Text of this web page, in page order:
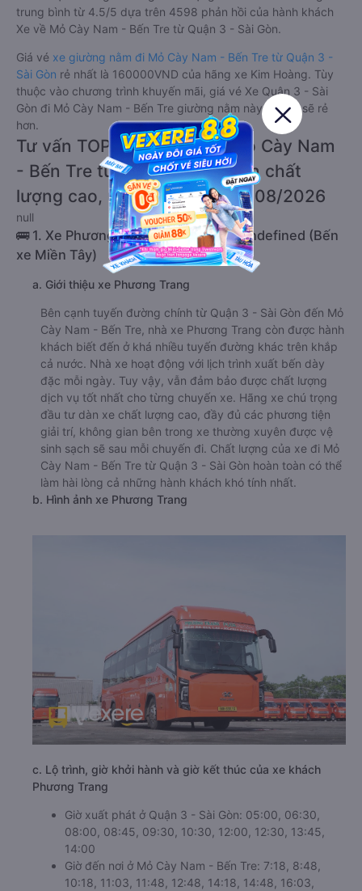
trung bình từ 4.5/5 dựa trên 4598 phản hồi của hành khách
Xe về Mỏ Cày Nam - Bến Tre từ Quận 3 - Sài Gòn.
Giá vé xe giường nằm đi Mỏ Cày Nam - Bến Tre từ Quận 3 -
Sài Gòn rẻ nhất là 160000VND của hãng xe Kim Hoàng. Tùy
thuộc vào chương trình khuyến mãi, giá vé Xe Quận 3 - Sài
Gòn đi Mỏ Cày Nam - Bến Tre giường nằm này có thể sẽ rẻ
hơn.
Tư vấn TOP 2 xe khách đi Mỏ Cày Nam
- Bến Tre từ Quận 3 - Sài Gòn chất
lượng cao, uy tín, giá rẻ nhất 08/2026
null
🚌 1. Xe Phương Trang khởi hành tại undefined (Bến
xe Miền Tây)
a. Giới thiệu xe Phương Trang
Bên cạnh tuyến đường chính từ Quận 3 - Sài Gòn đến Mỏ
Cày Nam - Bến Tre, nhà xe Phương Trang còn được hành
khách biết đến ở khá nhiều tuyến đường khác trên khắp
cả nước. Nhà xe hoạt động với lịch trình xuất bến dày
đặc mỗi ngày. Tuy vậy, vẫn đảm bảo được chất lượng
dịch vụ tốt nhất cho từng chuyến xe. Hãng xe chú trọng
đầu tư dàn xe chất lượng cao, đầy đủ các phương tiện
giải trí, không gian bên trong xe thường xuyên được vệ
sinh sạch sẽ sau mỗi chuyến đi. Chất lượng của xe đi Mỏ
Cày Nam - Bến Tre từ Quận 3 - Sài Gòn hoàn toàn có thể
làm hài lòng cả những hành khách khó tính nhất.
b. Hình ảnh xe Phương Trang
c. Lộ trình, giờ khởi hành và giờ kết thúc của xe khách
Phương Trang
Giờ xuất phát ở Quận 3 - Sài Gòn: 05:00, 06:30,
08:00, 08:45, 09:30, 10:30, 12:00, 12:30, 13:45,
14:00
Giờ đến nơi ở Mỏ Cày Nam - Bến Tre: 7:18, 8:48,
10:18, 11:03, 11:48, 12:48, 14:18, 14:48, 16:03,